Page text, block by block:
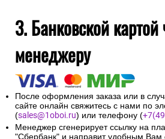
3. Банковской картой
менеджеру
После оформления заказа или в
сайте онлайн свяжитесь с нами по
(sales@1oboi.ru) или телефону (
Менеджер сгенерирует ссылку на
"Сбербанк" и направит удобным Вам